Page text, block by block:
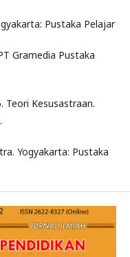
Pustaka Pelajar
Gramedia Pustaka
Teori Kesusastraan.
Yogyakarta: Pustaka